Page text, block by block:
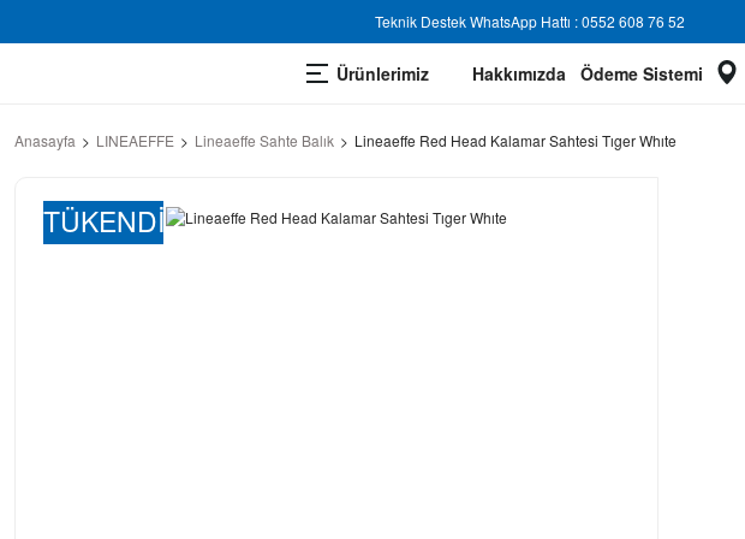
Teknik Destek WhatsApp Hattı : 0552 608 76 52
Ürünlerimiz Hakkımızda Ödeme Sistemi
Anasayfa LINEAEFFE Lineaeffe Sahte Balık Lineaeffe Red Head Kalamar Sahtesi Tıger Whıte
TÜKENDİ